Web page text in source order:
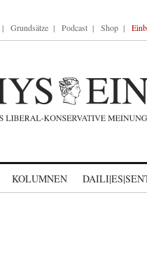
Grundsätze Podcast Shop
KOLUMNEN